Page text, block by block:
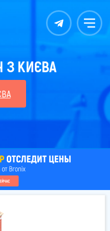
Контакты Меню
З КИЄВА